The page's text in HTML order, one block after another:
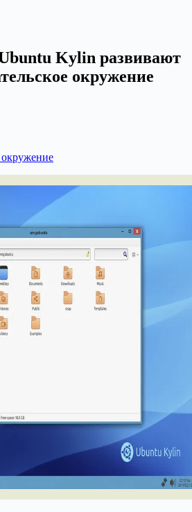
Kylin развивают
окружение
окружение